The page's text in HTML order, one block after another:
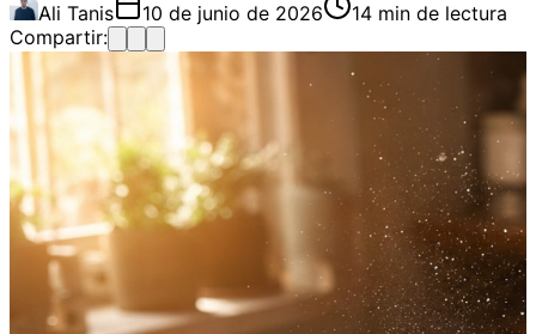
Ali Tanis 10 de junio de 2026
14 min de lectura
Compartir: